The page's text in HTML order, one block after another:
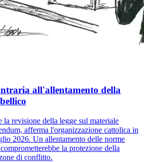
all'allentamento della
la revisione della legge sul materiale
afferma l'organizzazione cattolica in
2026. Un allentamento delle norme
la protezione della
di conflitto.